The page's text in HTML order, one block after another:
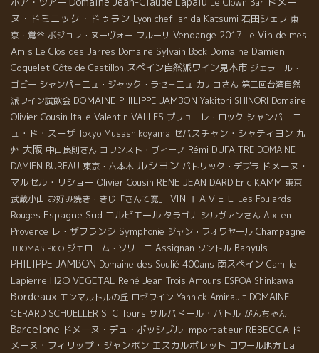
Le Clown Bar
ヌ・ドミニック・ドゥラン Lyon chef Ishida Katsumi 石田シェフ 東
京・鴬谷 ボジョレ・ヌーヴォー フルーリ Vendange 2017 Le Vin de mes
Amis Le Clos des Jarres Domaine Sylvain Bock Domaine Damien
Coquelet Côte de Castillon スペイン自然派ワイン見本市 ジェラール・
ゴビー シャンパ－ニュ・ジャック・ラセ－ニュ カナコさん 第二回台湾自然
派ワイン試飲会 DOMAINE PHILIPPE JAMBON Yakitori SHINORI Domaine
Olivier Cousin Italie Valentin VALLES プリューレ・ロック シャンパーニ
ュ・ド・スーザ Tokyo Musashikoyama セバスチャン・シャティヨン 九
州 大阪 中山良則さん コワンスト・ヴィーノ Rémi DUFAITRE DOMAINE
DAMIEN BUREAU 東京・六本木 ルシヨン パトリック・デプラ ドメーヌ・
マルセル・リショー Olivier Cousin RENE JEAN DARD Eric KAMM 東京
武蔵小山 お好み焼き・きじ「さんて寛」 VIN ＴＡＶＥＬ Les Foulards
Rouges Espagne Sud コルビエール タラゴナ シルヴァンさん Aix-en-
Provence レ・ザフランシ Symphonie ジャン・フォワヤール Champagne
THOMAS PICO ジェローム・ソリーニ Assignan ソントル Banyuls
PHILIPPE JAMBON Domaine des Soulié 400ans 南スペイン Camille
Lapierre H2O VEGETAL René Jean Trois Amours ESPOA Shinkawa
Bordeaux モンマルトルの丘 ロゼワイン Yannick Amirault DOMAINE
GERARD SCHUELLER STC Tours サルバドール・バトル がんちゃん
Barcelone ドメーヌ・デュ・ポッシブル Importateur REBECCA ド
メーヌ・フィリップ・ジャンボン エスカルポレット ロワール地方 La